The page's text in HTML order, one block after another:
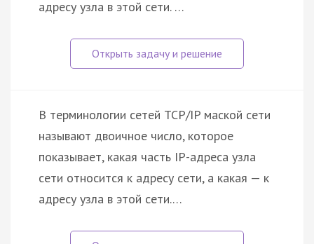
адресу узла в этой сети. …
В терминологии сетей TCP/IP маской сети
называют двоичное число, которое
показывает, какая часть IP-адреса узла
сети относится к адресу сети, а какая — к
адресу узла в этой сети.…